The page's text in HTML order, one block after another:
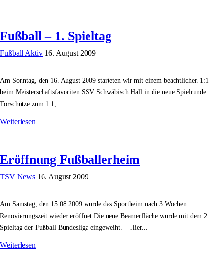
Fußball – 1. Spieltag
Fußball Aktiv 16. August 2009
Am Sonntag, den 16. August 2009 starteten wir mit einem beachtlichen 1:1
beim Meisterschaftsfavoriten SSV Schwäbisch Hall in die neue Spielrunde.
Torschütze zum 1:1,...
Weiterlesen
Eröffnung Fußballerheim
TSV News 16. August 2009
Am Samstag, den 15.08.2009 wurde das Sportheim nach 3 Wochen
Renovierungszeit wieder eröffnet.Die neue Beamerfläche wurde mit dem 2.
Spieltag der Fußball Bundesliga eingeweiht. Hier...
Weiterlesen